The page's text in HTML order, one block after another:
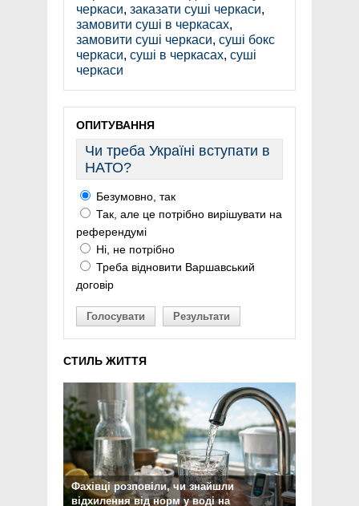
черкаси, заказати суші черкаси,
замовити суші в черкасах,
замовити суші черкаси, суші бокс
черкаси, суші в черкасах, суші
черкаси
ОПИТУВАННЯ
Чи треба Україні вступати в
НАТО?
Безумовно, так
Так, але це потрібно вирішувати на
референдумі
Ні, не потрібно
Треба відновити Варшавський
договір
Голосувати Результати
СТИЛЬ ЖИТТЯ
Фахівці розповіли, чи знайшли
відхилення від норм у воді на